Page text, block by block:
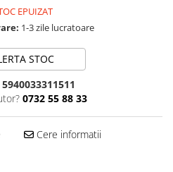
EPUIZAT
1-3 zile lucratoare
STOC
5940033311511
0732 55 88 33
Cere informatii